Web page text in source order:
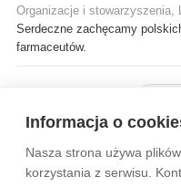
Informacja o
Nasza strona używa
korzystania z serwisu.
Organizacje i stowarzyszenia,
Serdeczne zachęcamy
farmaceutów.
Wytyczne dla